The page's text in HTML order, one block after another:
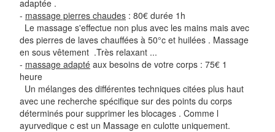
adaptée .
- massage pierres chaudes : 80€ durée 1h
Le massage s'effectue non plus avec les mains mais avec
des pierres de laves chauffées à 50°c et huilées . Massage
en sous vêtement .Très relaxant ...
- massage adapté aux besoins de votre corps : 75€ 1
heure
Un mélanges des différentes techniques citées plus haut
avec une recherche spécifique sur des points du corps
déterminés pour supprimer les blocages . Comme l
ayurvedique c est un Massage en culotte uniquement.